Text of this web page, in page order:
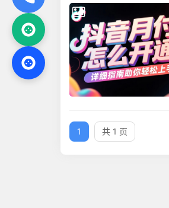
1 共 1 页